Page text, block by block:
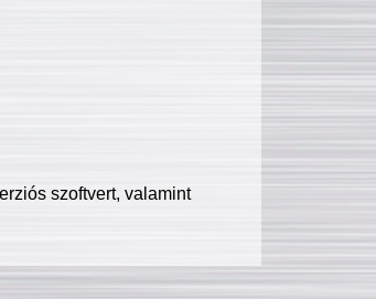
szoftvert, valamint